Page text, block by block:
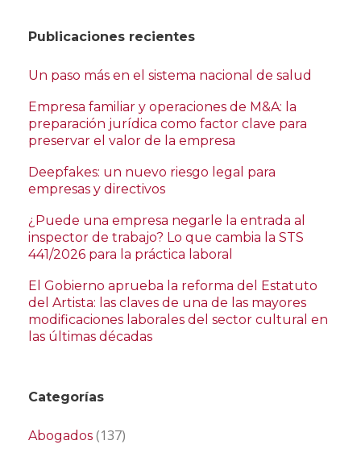
Publicaciones recientes
Un paso más en el sistema nacional de salud
Empresa familiar y operaciones de M&A: la
preparación jurídica como factor clave para
preservar el valor de la empresa
Deepfakes: un nuevo riesgo legal para
empresas y directivos
¿Puede una empresa negarle la entrada al
inspector de trabajo? Lo que cambia la STS
441/2026 para la práctica laboral
El Gobierno aprueba la reforma del Estatuto
del Artista: las claves de una de las mayores
modificaciones laborales del sector cultural en
las últimas décadas
Categorías
Abogados (137)